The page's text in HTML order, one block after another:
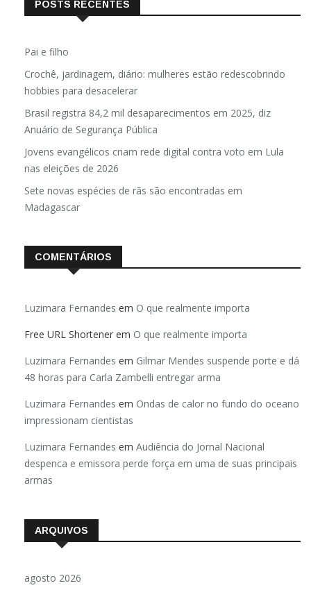
POSTS RECENTES
Pai e filho
Crochê, jardinagem, diário: mulheres estão redescobrindo
hobbies para desacelerar
Brasil registra 84,2 mil desaparecimentos em 2025, diz
Anuário de Segurança Pública
Jovens evangélicos criam rede digital contra voto em Lula
nas eleições de 2026
Sete novas espécies de rãs são encontradas em
Madagascar
COMENTÁRIOS
Luzimara Fernandes em O que realmente importa
Free URL Shortener em O que realmente importa
Luzimara Fernandes em Gilmar Mendes suspende porte e dá
48 horas para Carla Zambelli entregar arma
Luzimara Fernandes em Ondas de calor no fundo do oceano
impressionam cientistas
Luzimara Fernandes em Audiência do Jornal Nacional
despenca e emissora perde força em uma de suas principais
armas
ARQUIVOS
agosto 2026